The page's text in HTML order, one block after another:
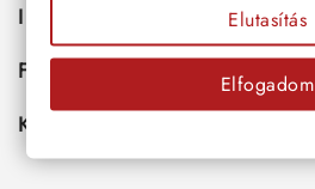
Információk
Fiókod
Kapcsolat
Elutasítás
Elfogadom